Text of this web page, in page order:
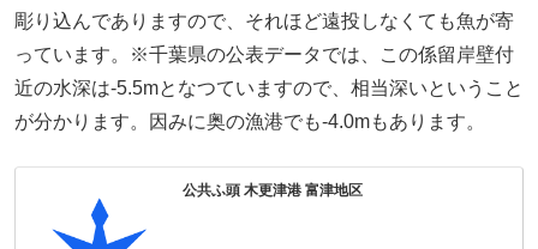
彫り込んでありますので、それほど遠投しなくても魚が寄
っています。※千葉県の公表データでは、この係留岸壁付
近の水深は-5.5mとなつていますので、相当深いということ
が分かります。因みに奥の漁港でも-4.0mもあります。
公共ふ頭 木更津港 富津地区